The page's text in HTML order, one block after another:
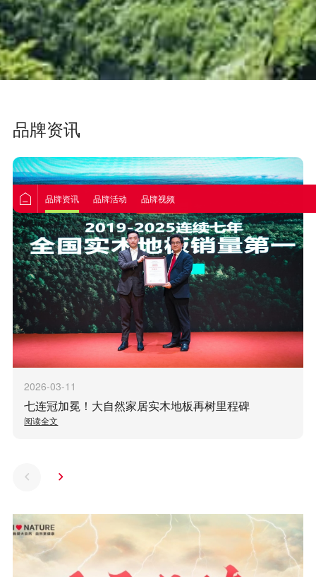
品牌资讯 品牌活动 品牌视频
品牌资讯
2026-03-11
七连冠加冕！大自然家居实木地板再树里程碑
阅读全文